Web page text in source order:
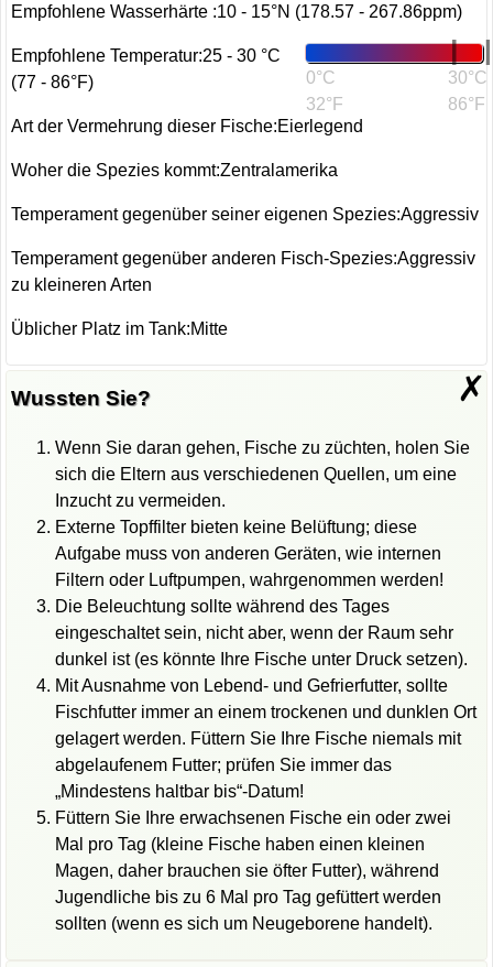
Empfohlene Wasserhärte :10 - 15°N (178.57 - 267.86ppm)
0°C
32°F
30°C
86°F
Empfohlene Temperatur:25 - 30 °C
(77 - 86°F)
Art der Vermehrung dieser Fische:Eierlegend
Woher die Spezies kommt:Zentralamerika
Temperament gegenüber seiner eigenen Spezies:Aggressiv
Temperament gegenüber anderen Fisch-Spezies:Aggressiv
zu kleineren Arten
Üblicher Platz im Tank:Mitte
✗
Wussten Sie?
Wenn Sie daran gehen, Fische zu züchten, holen Sie
sich die Eltern aus verschiedenen Quellen, um eine
Inzucht zu vermeiden.
Externe Topffilter bieten keine Belüftung; diese
Aufgabe muss von anderen Geräten, wie internen
Filtern oder Luftpumpen, wahrgenommen werden!
Die Beleuchtung sollte während des Tages
eingeschaltet sein, nicht aber, wenn der Raum sehr
dunkel ist (es könnte Ihre Fische unter Druck setzen).
Mit Ausnahme von Lebend- und Gefrierfutter, sollte
Fischfutter immer an einem trockenen und dunklen Ort
gelagert werden. Füttern Sie Ihre Fische niemals mit
abgelaufenem Futter; prüfen Sie immer das
„Mindestens haltbar bis“-Datum!
Füttern Sie Ihre erwachsenen Fische ein oder zwei
Mal pro Tag (kleine Fische haben einen kleinen
Magen, daher brauchen sie öfter Futter), während
Jugendliche bis zu 6 Mal pro Tag gefüttert werden
sollten (wenn es sich um Neugeborene handelt).